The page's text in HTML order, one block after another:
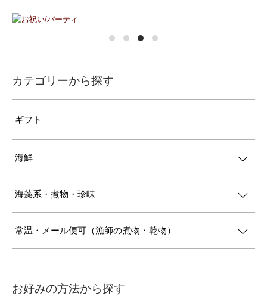
カテゴリーから探す
ギフト
海鮮
海藻系・煮物・珍味
常温・メール便可（漁師の煮物・乾物）
お好みの方法から探す